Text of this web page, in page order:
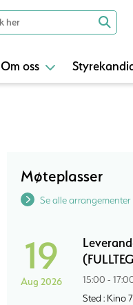
Om oss
Møteplasser
Se alle arrangementer
19
Aug 2026
15:00 -
Sted : Kino